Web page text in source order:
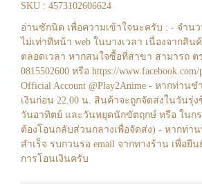
SKU : 4573102606624
อ่านซักนิด เพื่อความเข้าใจนะครับ : - จำน
ไม่เท่าทีหน้า web ในบางเวลา เนื่องจากสิน
ตลอดเวลา หากสนใจซื้อที่สาขา สามารถ ต
0815502600 หรือ https://
Official Account @Play2Anime - หากท่าน
เงินก่อน 22.00 น. สินค้าจะถูกจัดส่งในวันรุ่
วันอาทิตย์ และวันหยุดนักขัตฤกษ์ หรือ ในก
ต้องโอนกลับส่วนกลางเพื่อจัดส่ง) - หากท่า
สำเร็จ รบกวนรอ email จากทางร้าน เพื่อยื
การโอนเงินครับ